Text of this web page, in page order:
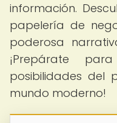
información.
papelería de
poderosa
¡Prepárate
posibilidades del
mundo moderno!